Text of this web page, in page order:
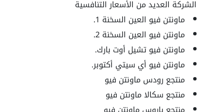
الشركة العديد من الأسعار التنافسية
ماونتن فيو العين السخنة 1.
ماونتن فيو العين السخنة 2.
ماونتن فيو تشيل أوت بارك.
ماونتن فيو أي سيتي أكتوبر.
منتجع رودس ماونتن فيو
منتجع سكالا ماونتن فيو